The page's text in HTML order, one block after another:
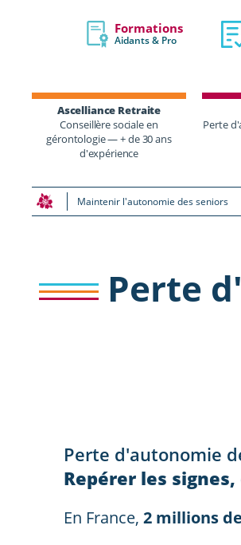
Formations
Aidants & Pro
Ascelliance Retraite
Conseillère sociale en
gérontologie — + de 30 ans
d'expérience
Perte
Maintenir l'autonomie des seniors
Perte
Perte d'autonomie
Repérer les
En France, 2 millions